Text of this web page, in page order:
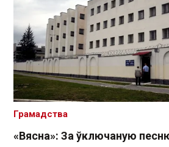
«Вясна»: За ўключаную
Грамадства